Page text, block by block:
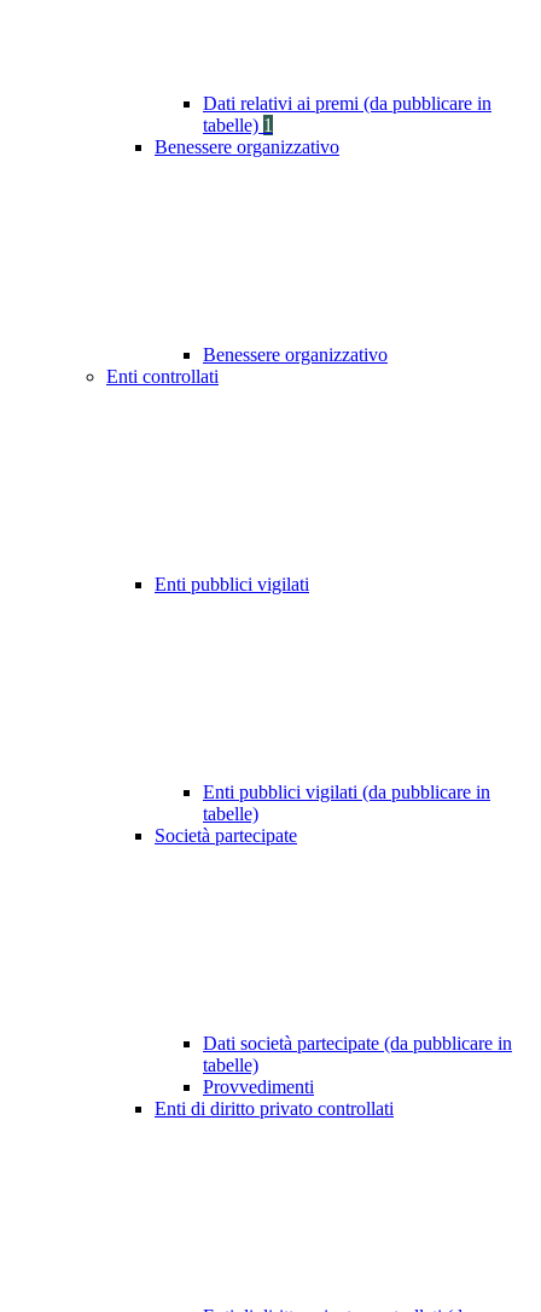
Dati relativi ai premi (da pubblicare in
tabelle) 1
Benessere organizzativo
Benessere organizzativo
Enti controllati
Enti pubblici vigilati
Enti pubblici vigilati (da pubblicare in
tabelle)
Società partecipate
Dati società partecipate (da pubblicare in
tabelle)
Provvedimenti
Enti di diritto privato controllati